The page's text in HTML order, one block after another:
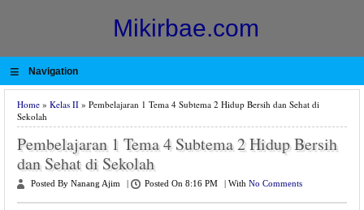
Mikirbae.com
≡ Navigation
Home » Kelas II » Pembelajaran 1 Tema 4 Subtema 2 Hidup Bersih dan Sehat di
Sekolah
Pembelajaran 1 Tema 4 Subtema 2 Hidup Bersih
dan Sehat di Sekolah
Posted By Nanang Ajim Posted On 8:16 PM With No Comments